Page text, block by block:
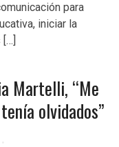
para
iniciar la
[…]
Martelli, “Me
olvidados”